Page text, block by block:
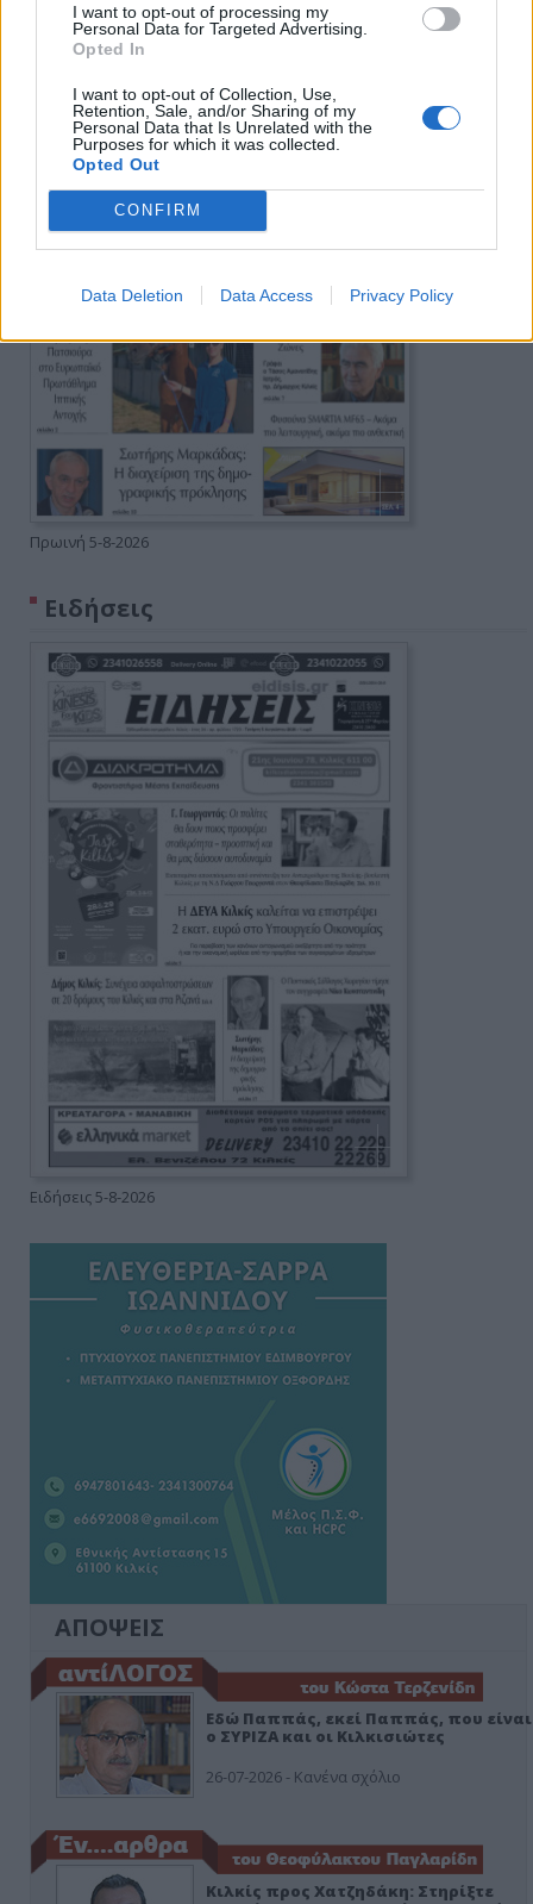
I want to opt-out of processing my
Personal Data for Targeted Advertising.
Opted In
I want to opt-out of Collection, Use,
Retention, Sale, and/or Sharing of my
Personal Data that Is Unrelated with the
Purposes for which it was collected.
Opted Out
CONFIRM
Data Deletion Data Access Privacy Policy
Πρωινή 5-8-2026
Ειδήσεις
Ειδήσεις 5-8-2026
ΑΠΟΨΕΙΣ
Εδώ Παππάς, εκεί Παππάς, που είναι
ο ΣΥΡΙΖΑ και οι Κιλκισιώτες
26-07-2026 - Κανένα σχόλιο
Κιλκίς προς Χατζηδάκη: Στηρίξτε